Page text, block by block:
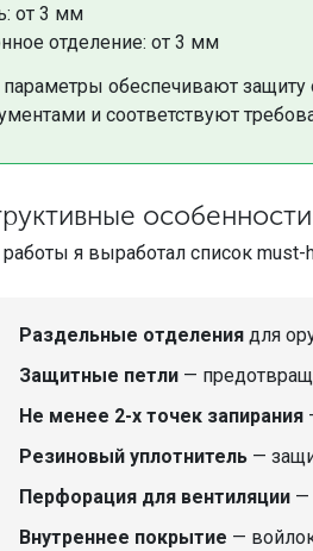
от 3 мм
отделение: от 3 мм
параметры обеспечивают
и соответствуют
особенности
я выработал список must-
Раздельные отделениядля
Защитные петли—
Не менее 2-х точек запирания
Резиновый уплотнитель—
Перфорация для вентиляции—
Внутреннее покрытие —